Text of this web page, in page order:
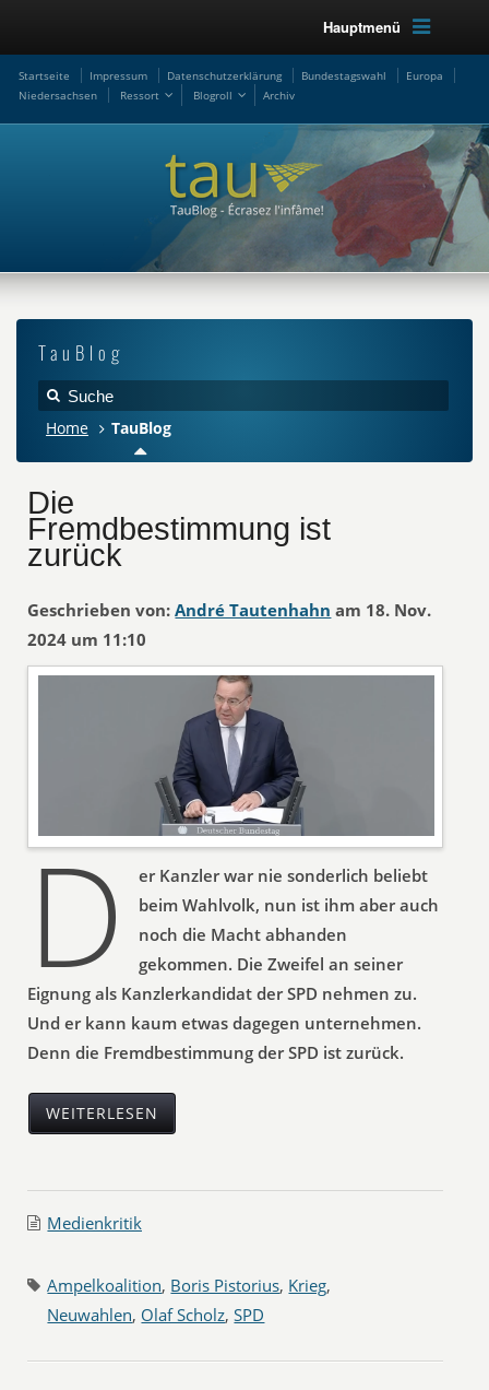
Hauptmenü
Startseite Impressum Datenschutzerklärung Bundestagswahl
Europa
Niedersachsen
Ressort Blogroll Archiv
TauBlog
Home TauBlog
Die
Fremdbestimmung ist
zurück
Geschrieben von: André Tautenhahn am 18. Nov.
2024 um 11:10
D
er Kanzler war nie sonderlich beliebt
beim Wahlvolk, nun ist ihm aber auch
noch die Macht abhanden
gekommen. Die Zweifel an seiner
Eignung als Kanzlerkandidat der SPD nehmen zu.
Und er kann kaum etwas dagegen unternehmen.
Denn die Fremdbestimmung der SPD ist zurück.
WEITERLESEN
Medienkritik
Ampelkoalition, Boris Pistorius, Krieg,
Neuwahlen, Olaf Scholz,SPD